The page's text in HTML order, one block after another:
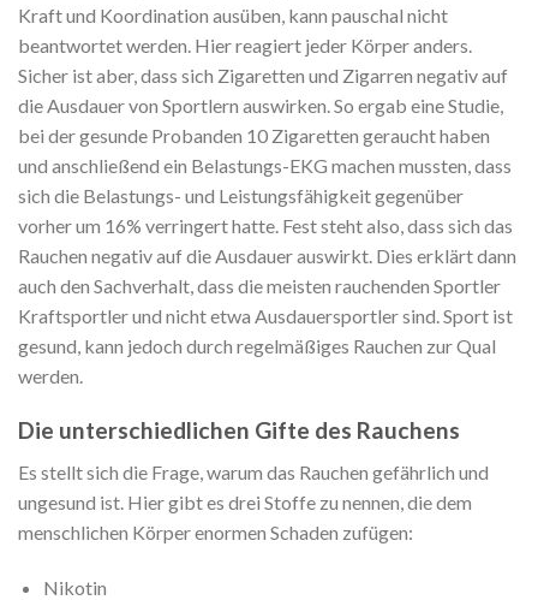
Kraft und Koordination ausüben, kann pauschal nicht
beantwortet werden. Hier reagiert jeder Körper anders.
Sicher ist aber, dass sich Zigaretten und Zigarren negativ auf
die Ausdauer von Sportlern auswirken. So ergab eine Studie,
bei der gesunde Probanden 10 Zigaretten geraucht haben
und anschließend ein Belastungs-EKG machen mussten, dass
sich die Belastungs- und Leistungsfähigkeit gegenüber
vorher um 16% verringert hatte. Fest steht also, dass sich das
Rauchen negativ auf die Ausdauer auswirkt. Dies erklärt dann
auch den Sachverhalt, dass die meisten rauchenden Sportler
Kraftsportler und nicht etwa Ausdauersportler sind. Sport ist
gesund, kann jedoch durch regelmäßiges Rauchen zur Qual
werden.
Die unterschiedlichen Gifte des Rauchens
Es stellt sich die Frage, warum das Rauchen gefährlich und
ungesund ist. Hier gibt es drei Stoffe zu nennen, die dem
menschlichen Körper enormen Schaden zufügen:
Nikotin